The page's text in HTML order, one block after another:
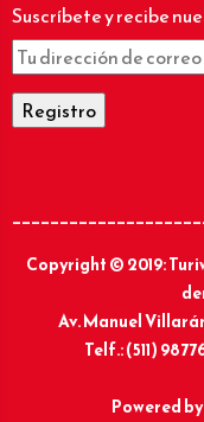
Suscríbete y recibe
Copyright © 2019:
Av. Manuel
Telf.: (511)
Powered by